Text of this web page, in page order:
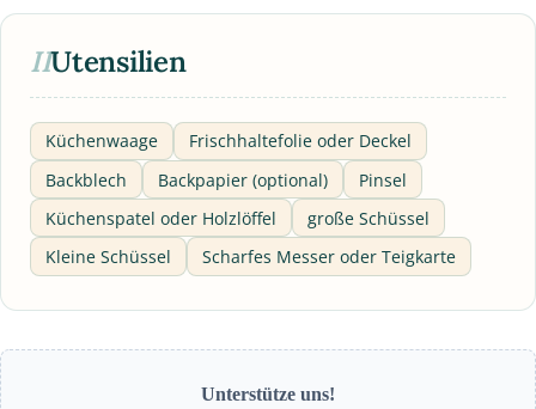
IIUtensilien
Küchenwaage
Frischhaltefolie oder Deckel
Backblech
Backpapier (optional)
Pinsel
Küchenspatel oder Holzlöffel
große Schüssel
Kleine Schüssel
Scharfes Messer oder Teigkarte
Unterstütze uns!